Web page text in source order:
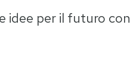
idee per il futuro con